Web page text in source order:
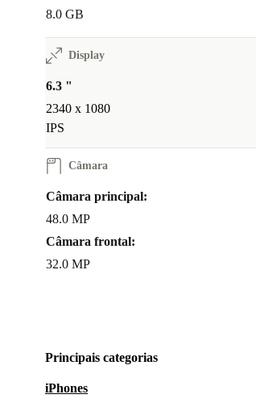
8.0 GB
Display
6.3 "
2340 x 1080
IPS
Câmara
Câmara principal:
48.0 MP
Câmara frontal:
32.0 MP
Principais categorias
iPhones